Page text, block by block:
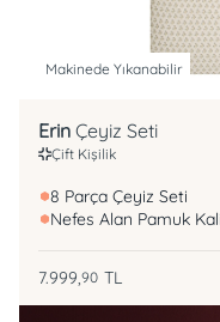
Makinede Yıkanabilir
Erin Çeyiz Seti
Çift Kişilik
8 Parça Çeyiz Seti
7.999,90 TL